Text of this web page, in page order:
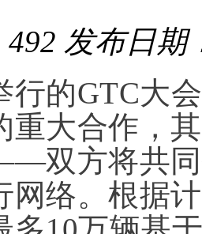
发布日期
行的GTC大
重大合作，
双方将共同
网络。根据